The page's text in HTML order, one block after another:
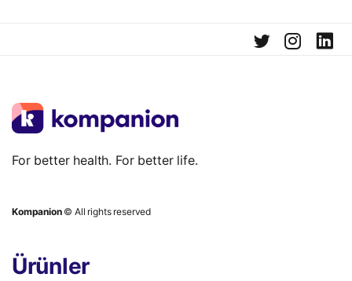
For better health. For better life.
Kompanion© All rights reserved
Ürünler